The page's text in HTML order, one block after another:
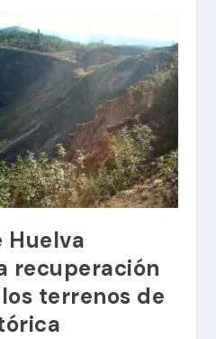
Huelva
recuperación
terrenos de